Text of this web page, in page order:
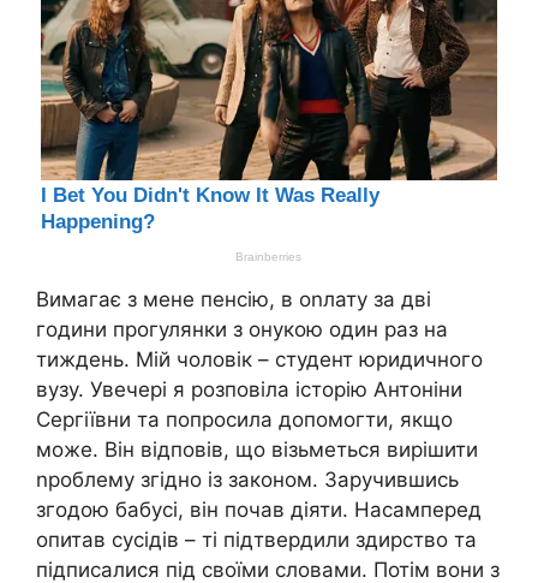
Вимагає з мене пенсію, в оnлату за дві
години прогулянки з онукою один раз на
тиждень. Мій чоловік – студент юридичного
вузу. Увечері я розповіла історію Антоніни
Сергіївни та попросила допомогти, якщо
може. Він відповів, що візьметься вирішити
nроблему згідно із законом. Заручившись
згодою бабусі, він почав діяти. Насамперед
опитав сусідів – ті підтвердили здирство та
підписалися під своїми словами. Потім вони з